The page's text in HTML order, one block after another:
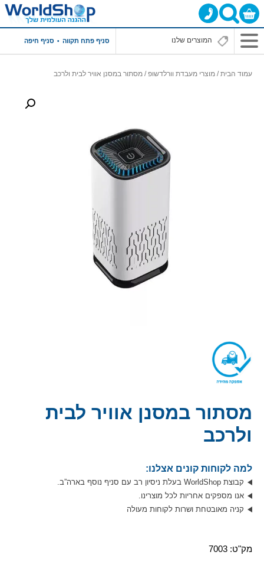
סניף פתח תקווה סניף חיפה
עמוד הבית/ מוצרי מעבדת וורלדשופ / מסתור במסנן אוויר לבית ולרכב
מסתור במסנן אוויר לבית
ולרכב
למה לקוחות קונים אצלנו:
קבוצת WorldShop בעלת ניסיון רב עם סניף נוסף בארה”ב.
אנו מספקים אחריות לכל מוצרינו.
קניה מאובטחת ושרות לקוחות מעולה
מק"ט: 7003